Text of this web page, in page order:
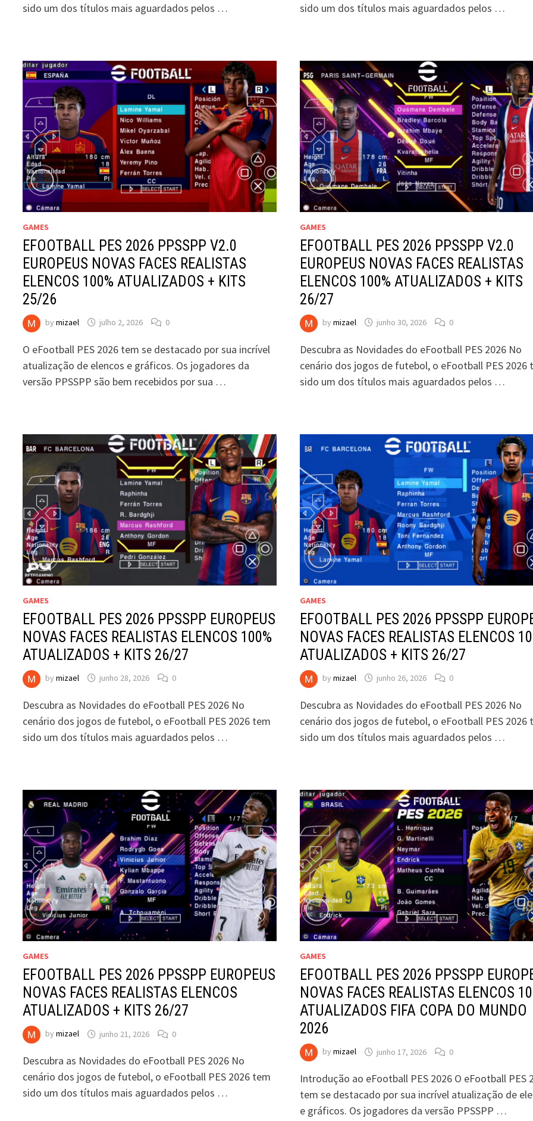
sido um dos títulos mais aguardados pelos …
sido um dos títulos mais aguardados pelos …
GAMES
EFOOTBALL PES 2026 PPSSPP V2.0
EUROPEUS NOVAS FACES REALISTAS
ELENCOS 100% ATUALIZADOS + KITS
25/26
bymizael julho 2, 2026 0
O eFootball PES 2026 tem se destacado por sua incrível
atualização de elencos e gráficos. Os jogadores da
versão PPSSPP são bem recebidos por sua …
GAMES
EFOOTBALL PES 2026 PPSSPP V2.0
EUROPEUS NOVAS FACES REALISTAS
ELENCOS 100% ATUALIZADOS + KITS
26/27
by mizael junho 30, 2026 0
Descubra as Novidades do eFootball PES 2026 No
cenário dos jogos de futebol, o eFootball PES 2026
sido um dos títulos mais aguardados pelos …
GAMES
EFOOTBALL PES 2026 PPSSPP EUROPEUS
NOVAS FACES REALISTAS ELENCOS 100%
ATUALIZADOS + KITS 26/27
bymizael junho 28, 2026 0
Descubra as Novidades do eFootball PES 2026 No
cenário dos jogos de futebol, o eFootball PES 2026 tem
sido um dos títulos mais aguardados pelos …
GAMES
EFOOTBALL PES 2026 PPSSPP
NOVAS FACES REALISTAS ELENCOS
ATUALIZADOS + KITS 26/27
by mizael junho 26, 2026 0
Descubra as Novidades do eFootball PES 2026 No
cenário dos jogos de futebol, o eFootball PES 2026
sido um dos títulos mais aguardados pelos …
GAMES
EFOOTBALL PES 2026 PPSSPP EUROPEUS
NOVAS FACES REALISTAS ELENCOS
ATUALIZADOS + KITS 26/27
bymizael junho 21, 2026 0
Descubra as Novidades do eFootball PES 2026 No
cenário dos jogos de futebol, o eFootball PES 2026 tem
sido um dos títulos mais aguardados pelos …
GAMES
EFOOTBALL PES 2026 PPSSPP
NOVAS FACES REALISTAS ELENCOS
ATUALIZADOS FIFA COPA DO MUNDO
2026
by mizael junho 17, 2026 0
Introdução ao eFootball PES 2026 O eFootball PES
tem se destacado por sua incrível atualização de
e gráficos. Os jogadores da versão PPSSPP …